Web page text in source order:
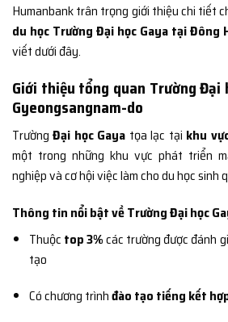
Humanbank trân trọng giới thiệu chi tiết
du học Trường Đại học Gaya tại Đông
viết dưới đây.
Giới thiệu tổng quan Trường Đại
Gyeongsangnam-do
TrườngĐại học Gaya tọa lạc tại khu
một trong những khu vực phát triển
nghiệp và cơ hội việc làm cho du học sinh
Thông tin nổi bật về Trường Đại học
Thuộc top 3%các trường được đánh
tạo
Có chương trìnhđào tạo tiếng kết